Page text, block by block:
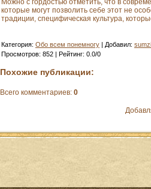
Можно с гордостью отметить, что в
которые могут позволить себе этот не
традиции, специфическая культура,
Категория: Обо всем понемногу | Добавил: sumzi
Просмотров: 852 | Рейтинг: 0.0/0
Похожие публикации:
Всего комментариев: 0